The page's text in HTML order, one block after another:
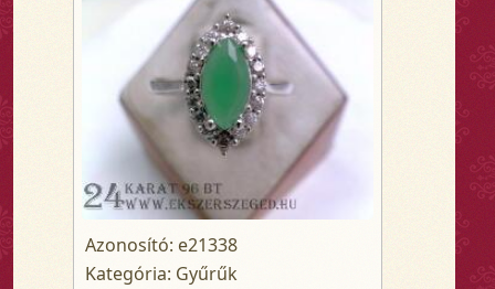
Azonosító: e21338
Kategória: Gyűrűk